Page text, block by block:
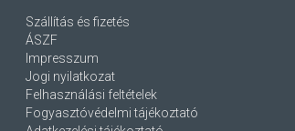
Szállítás és fizetés
ÁSZF
Impresszum
Jogi nyilatkozat
Felhasználási feltételek
Fogyasztóvédelmi tájékoztató